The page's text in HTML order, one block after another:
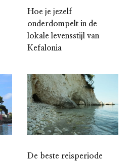
Hoe je jezelf
onderdompelt in de
lokale levensstijl van
Kefalonia
De beste reisperiode